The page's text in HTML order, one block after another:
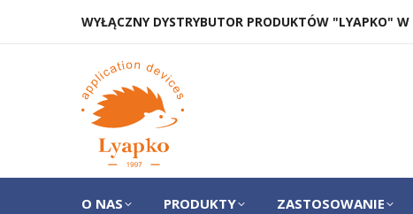
WYŁĄCZNY DYSTRYBUTOR PRODUKTÓW "LYAPKO" W
O NAS PRODUKTY ZASTOSOWANIE
O NAS PRODUKTY